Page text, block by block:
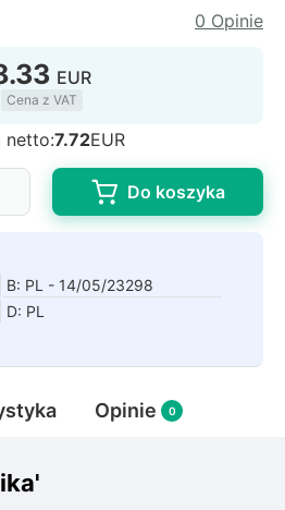
bambusowa)
0 Opinie
EUR
Cena z VAT
netto:7.72EUR
Do koszyka
B: PL - 14/05/23298
D: PL
Opinie 0